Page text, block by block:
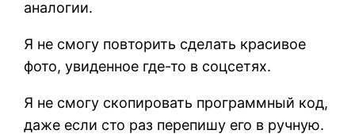
аналогии.
Я не смогу повторить сделать красивое
фото, увиденное где-то в соцсетях.
Я не смогу скопировать программный код,
даже если сто раз перепишу его в ручную.